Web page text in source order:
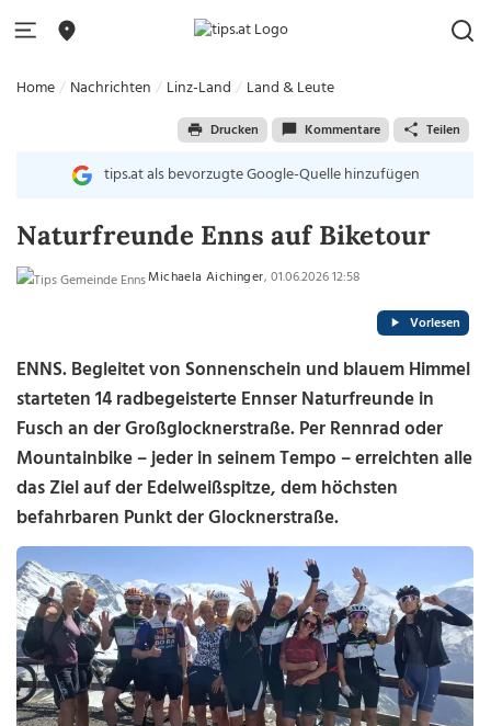
Home Nachrichten Linz-Land Land & Leute
Drucken Kommentare Teilen
tips.at als bevorzugte Google-Quelle hinzufügen
Naturfreunde Enns auf Biketour
Michaela Aichinger, 01.06.2026 12:58
Vorlesen
ENNS. Begleitet von Sonnenschein und blauem Himmel
starteten 14 radbegeisterte Ennser Naturfreunde in
Fusch an der Großglocknerstraße. Per Rennrad oder
Mountainbike – jeder in seinem Tempo – erreichten alle
das Ziel auf der Edelweißspitze, dem höchsten
befahrbaren Punkt der Glocknerstraße.